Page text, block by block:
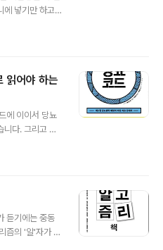
에 넣기만 하고
내용을 이래저
을 부정하는 것
을 해도, 다이어
요요현상이 일
가지고서 설
보고 교차검
읽어야 하는
에 이이서 당뇨
니다. 그리고 이
분 - 단순히 탄
기 하고 있습
을 막는것도 이
생기는 것이라
듣기에는 중동
즘의 '알'자가 아